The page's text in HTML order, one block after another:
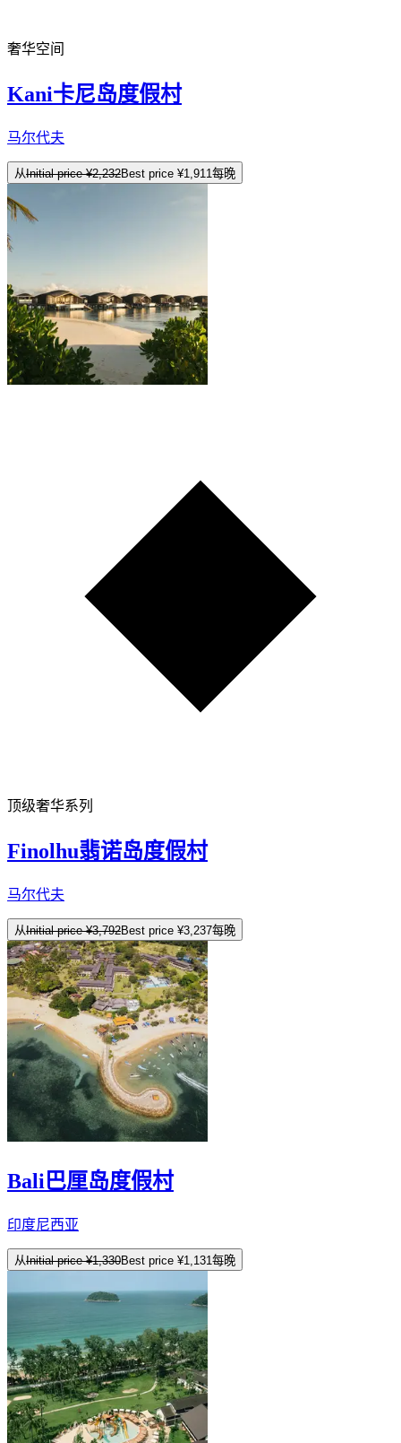
奢华空间
Kani卡尼岛度假村
马尔代夫
从Initial price ¥2,232Best price ¥1,911 每晚
顶级奢华系列
Finolhu翡诺岛度假村
马尔代夫
从Initial price ¥3,792Best price ¥3,237每晚
Bali巴厘岛度假村
印度尼西亚
从Initial price ¥1,330Best price ¥1,131每晚